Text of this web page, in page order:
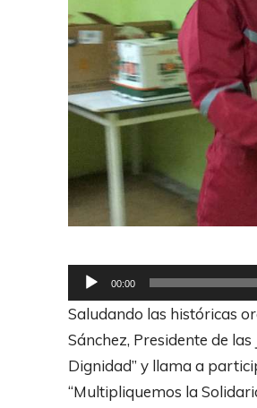
e
00:00
Saludando las históricas
Sánchez, Presidente de
Dignidad” y llama a
“Multipliquemos la